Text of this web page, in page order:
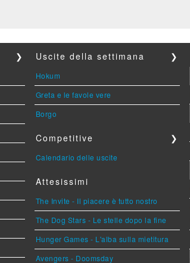
❯ Uscite della settimana ❯
Hokum
Greta e le favole vere
Borgo
Competitive ❯
Calendario delle uscite
Attesissimi
The Invite - Il piacere è tutto nostro
The Dog Stars - Le stelle dopo la fine
Hunger Games - L'alba sulla mietitura
Avengers - Doomsday